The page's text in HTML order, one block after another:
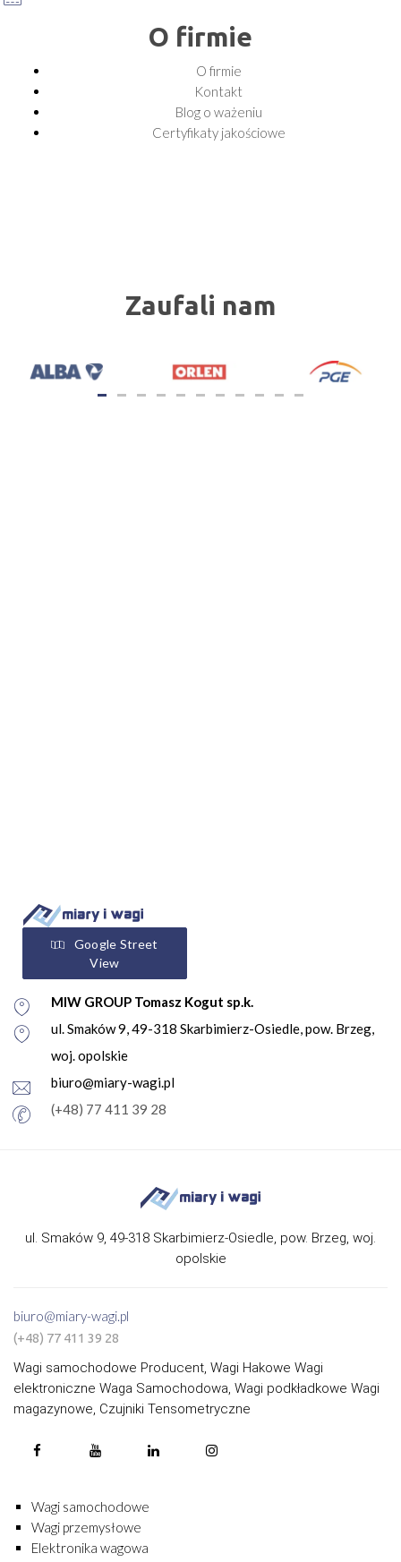
O firmie
O firmie
Kontakt
Blog o ważeniu
Certyfikaty jakościowe
Zaufali nam
Google Street
View
MIW GROUP Tomasz Kogut sp.k.
ul. Smaków 9, 49-318 Skarbimierz-Osiedle, pow. Brzeg,
woj. opolskie
biuro@miary-wagi.pl
(+48) 77 411 39 28
ul. Smaków 9, 49-318 Skarbimierz-Osiedle, pow. Brzeg, woj.
opolskie
biuro@miary-wagi.pl
(+48) 77 411 39 28
Wagi samochodowe Producent, Wagi Hakowe Wagi
elektroniczne Waga Samochodowa, Wagi podkładkowe Wagi
magazynowe, Czujniki Tensometryczne
Wagi samochodowe
Wagi przemysłowe
Elektronika wagowa